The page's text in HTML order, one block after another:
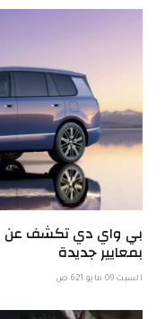
بمعايير جديدة
السبت 09 مايو 6:21 ص